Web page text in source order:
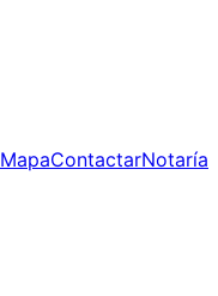
MapaContactarNotaría